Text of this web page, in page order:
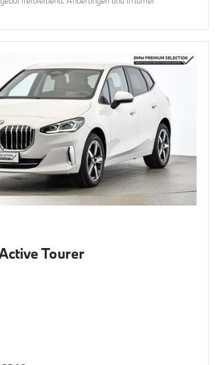
Tourer